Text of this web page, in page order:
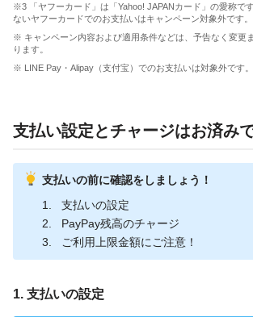
※3 「ヤフーカード」は「Yahoo! JAPANカード」の愛称で
ないヤフーカードでのお支払いはキャンペーン対象外です。
※ キャンペーン内容および適用条件などは、予告なく変更
ります。
※ LINE Pay・Alipay（支付宝）でのお支払いは対象外です。
支払い設定とチャージはお済み
支払いの前に確認をしましょう！
支払いの設定
PayPay残高のチャージ
ご利用上限金額にご注意！
1. 支払いの設定